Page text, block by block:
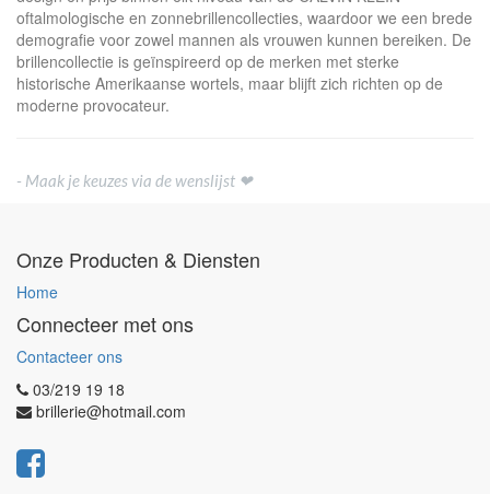
oftalmologische en zonnebrillencollecties, waardoor we een brede
demografie voor zowel mannen als vrouwen kunnen bereiken. De
brillencollectie is geïnspireerd op de merken met sterke
historische Amerikaanse wortels, maar blijft zich richten op de
moderne provocateur.
- Maak je keuzes via de wenslijst ❤
Onze Producten & Diensten
Home
Connecteer met ons
Contacteer ons
03/219 19 18
brillerie@hotmail.com